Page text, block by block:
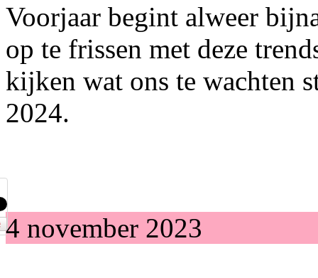
Voorjaar begint alweer
op te frissen met deze
kijken wat ons te wachten
2024.
4 november 2023